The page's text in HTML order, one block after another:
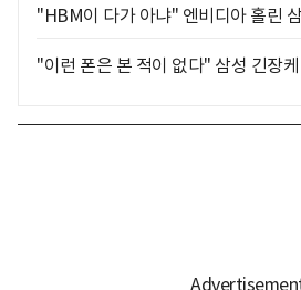
"HBM이 다가 아냐" 엔비디아 홀린
"이런 폰은 본 적이 없다" 삼성 긴장